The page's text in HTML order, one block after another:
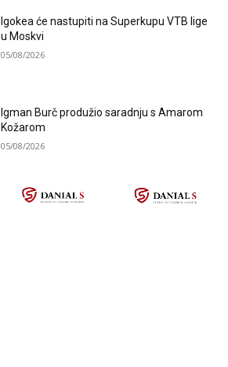
Igokea će nastupiti na Superkupu VTB lige
u Moskvi
05/08/2026
Igman Burč produžio saradnju s Amarom
Kožarom
05/08/2026